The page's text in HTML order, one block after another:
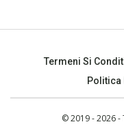
Termeni Si
Politica
© 2019 - 2026